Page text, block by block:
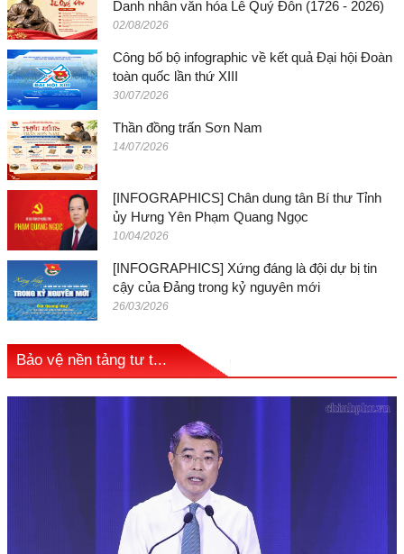
Danh nhân văn hóa Lê Quý Đôn (1726 - 2026)
02/08/2026
Công bố bộ infographic về kết quả Đại hội Đoàn
toàn quốc lần thứ XIII
30/07/2026
Thần đồng trấn Sơn Nam
14/07/2026
[INFOGRAPHICS] Chân dung tân Bí thư Tỉnh
ủy Hưng Yên Phạm Quang Ngọc
10/04/2026
[INFOGRAPHICS] Xứng đáng là đội dự bị tin
cậy của Đảng trong kỷ nguyên mới
26/03/2026
Bảo vệ nền tảng tư t...